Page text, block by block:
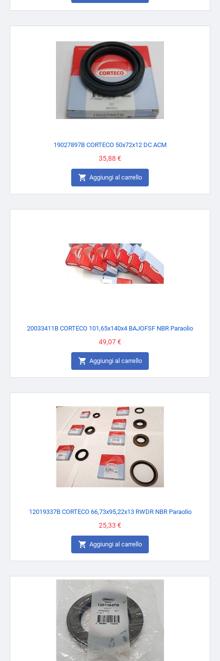
19027897B CORTECO 50x72x12 DC ACM
Prezzo
35,88 €
 Aggiungi al carrello
20033411B CORTECO 101,65x140x4 BAJOFSF NBR Paraolio
Prezzo
49,07 €
 Aggiungi al carrello
12019337B CORTECO 66,73x95,22x13 RWDR NBR Paraolio
Prezzo
25,33 €
 Aggiungi al carrello